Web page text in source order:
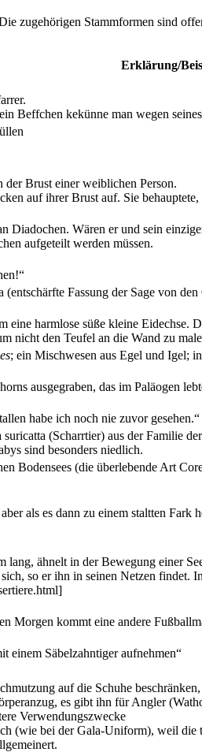
Stammformen sind
Erklärung/
Beffchen kekünne man wegen
der Brust einer weiblichen Person.
auf ihrer Brust auf. Sie
Diadochen. Wären er und sein
aufgeteilt werden müssen.
Fassung der Sage von
eine harmlose süße kleine Eidechse.
nicht den Teufel an die Wand zu
; ein Mischwesen aus Egel und Igel;
ausgegraben, das im Paläogen
habe ich noch nie zuvor gesehen.“
(Scharrtier) aus der Familie
sind besonders niedlich.
Bodensees (die überlebende Art
als es dann zu einem staltten
ähnelt in der Bewegung einer
so er ihn in seinen Netzen findet.
Morgen kommt eine andere
einem Säbelzahntiger aufnehmen“
auf die Schuhe
es gibt ihn für Angler
Verwendungszwecke
(wie bei der Gala-Uniform), weil